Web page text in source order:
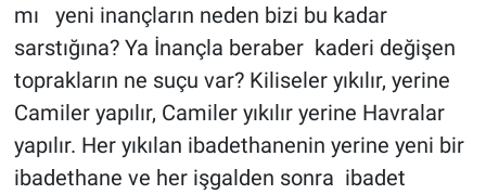
mı yeni inançların neden bizi bu kadar
sarstığına? Ya İnançla beraber kaderi değişen
toprakların ne suçu var? Kiliseler yıkılır, yerine
Camiler yapılır, Camiler yıkılır yerine Havralar
yapılır. Her yıkılan ibadethanenin yerine yeni bir
ibadethane ve her işgalden sonra ibadet